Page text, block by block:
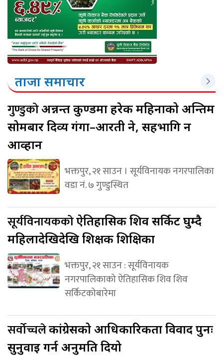
ताजा समाचार
गुण्डुकोअन्नन्त कुण्डमा हरेक महिनाको अन्तिम
सोमबार दिव्य गंगा–आरती हुने, सहभागि हुन
आव्हान
भक्तपुर, २१ साउन । सूर्यविनायक नगरपालिका
वडा नं. ७ गुण्डुस्थित
सूर्यविनायककोऐतिहासिक शिव सर्किट घुम्दै
महिलादेखिदेखि शिक्षक शिक्षिका
भक्तपुर, २१ साउन : सूर्यविनायक
नगरपालिकाको ऐतिहासिक शिव शिव
सर्किटकोबारेमा
सर्वोच्चलेकांग्रेसको आधिकारिकता विवाद पुनः
सुनुवाइ गर्न अनुमति दियो